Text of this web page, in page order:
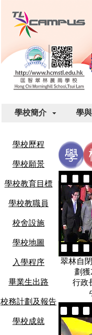
學校簡介 學
學校歷程
學校願景
學校教育目標
學校教職員
校舍設施
學校地圖
入學程序
畢業生出路
校務計劃及報告
學校成就
翠林自
劃獲
行政